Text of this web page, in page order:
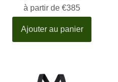
à partir de €385
Ajouter au panier